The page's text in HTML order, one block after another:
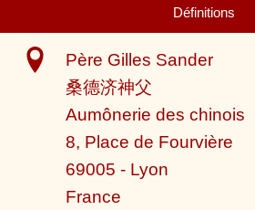
Définitions
Père Gilles Sander
桑德济神父
Aumônerie des chinois
8, Place de Fourvière
69005 - Lyon
France